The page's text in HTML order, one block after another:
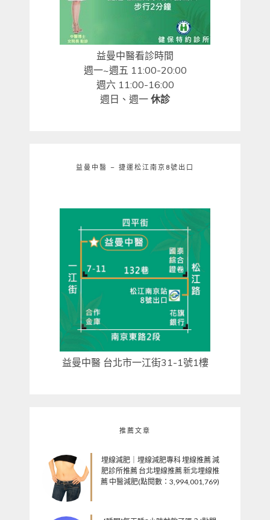
益曼中醫看診時間
週一~週五 11:00-20:00
週六 11:00-16:00
週日、週一 休診
益曼中醫 – 捷運松江南京8號出口
益曼中醫 台北市一江街31-1號1樓
推薦文章
埋線減肥｜埋線減肥專科 埋線推薦 減
肥診所推薦 台北埋線推薦 新北埋線推
薦 中醫減肥(點閱數：3,994,001,769)